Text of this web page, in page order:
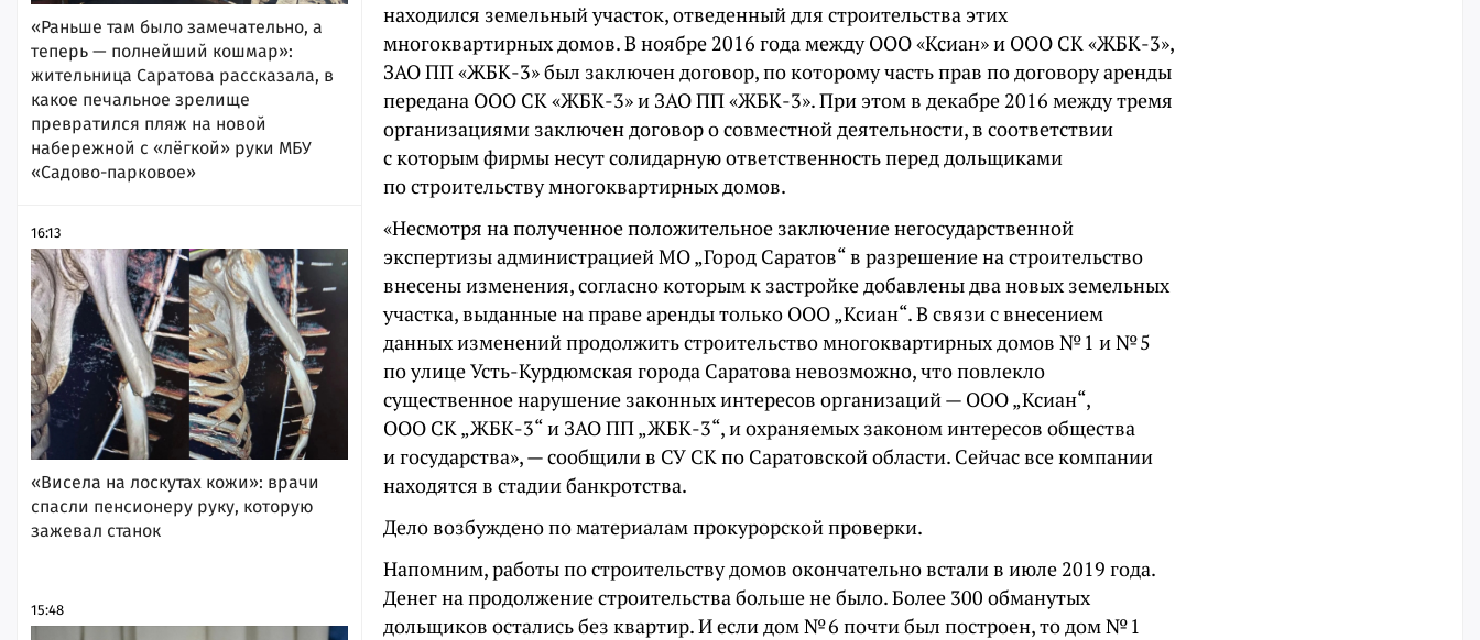
«Раньше там было замечательно, а
теперь — полнейший кошмар»:
жительница Саратова рассказала, в
какое печальное зрелище
превратился пляж на новой
набережной с «лёгкой» руки МБУ
«Садово-парковое»
16:13
«Висела на лоскутах кожи»: врачи
спасли пенсионеру руку, которую
зажевал станок
15:48
находился земельный участок, отведенный для строительства этих
многоквартирных домов. В ноябре 2016 года между ООО «Ксиан» и ООО СК «ЖБК-3»,
ЗАО ПП «ЖБК-3» был заключен договор, по которому часть прав по договору аренды
передана ООО СК «ЖБК-3» и ЗАО ПП «ЖБК-3». При этом в декабре 2016 между тремя
организациями заключен договор о совместной деятельности, в соответствии
с которым фирмы несут солидарную ответственность перед дольщиками
по строительству многоквартирных домов.
«Несмотря на полученное положительное заключение негосударственной
экспертизы администрацией МО „Город Саратов“ в разрешение на строительство
внесены изменения, согласно которым к застройке добавлены два новых земельных
участка, выданные на праве аренды только ООО „Ксиан“. В связи с внесением
данных изменений продолжить строительство многоквартирных домов № 1 и № 5
по улице Усть-Курдюмская города Саратова невозможно, что повлекло
существенное нарушение законных интересов организаций — ООО „Ксиан“,
ООО СК „ЖБК-3“ и ЗАО ПП „ЖБК-3“, и охраняемых законом интересов общества
и государства», — сообщили в СУ СК по Саратовской области. Сейчас все компании
находятся в стадии банкротства.
Дело возбуждено по материалам прокурорской проверки.
Напомним, работы по строительству домов окончательно встали в июле 2019 года.
Денег на продолжение строительства больше не было. Более 300 обманутых
дольщиков остались без квартир. И если дом № 6 почти был построен, то дом № 1